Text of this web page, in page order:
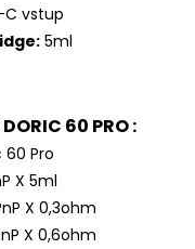
C vstup
5ml
60 PRO :
60 Pro
X 5ml
X 0,3ohm
X 0,6ohm